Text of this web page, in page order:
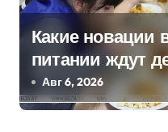
с
я
м
Какие новации
питании ждут
рассказали в
Авг 6, 2026